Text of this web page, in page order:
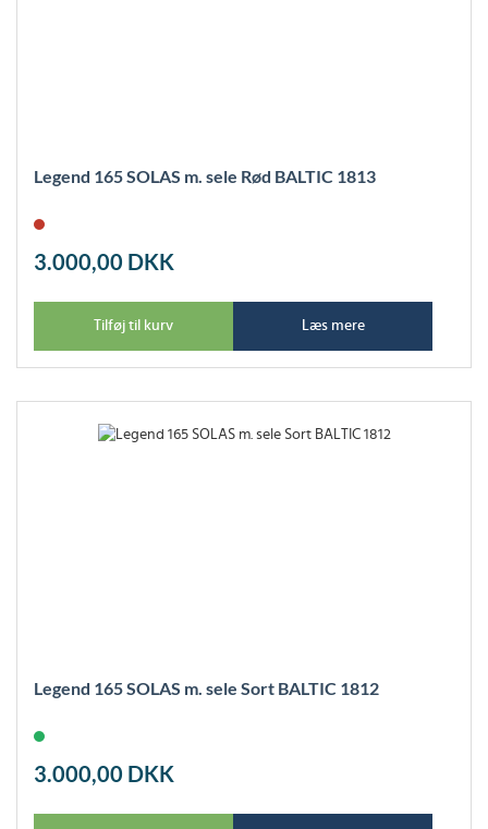
Legend 165 SOLAS m. sele Rød BALTIC 1813
3.000,00 DKK
Tilføj til kurv Læs mere
Legend 165 SOLAS m. sele Sort BALTIC 1812
3.000,00 DKK